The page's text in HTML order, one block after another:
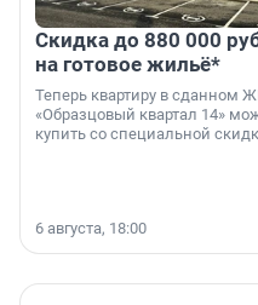
Скидка до 880 000
на готовое жильё*
Теперь квартиру в сданном
«Образцовый квартал 14»
купить со специальной
6 августа, 18:00